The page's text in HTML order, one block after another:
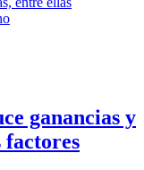
ganancias y
factores